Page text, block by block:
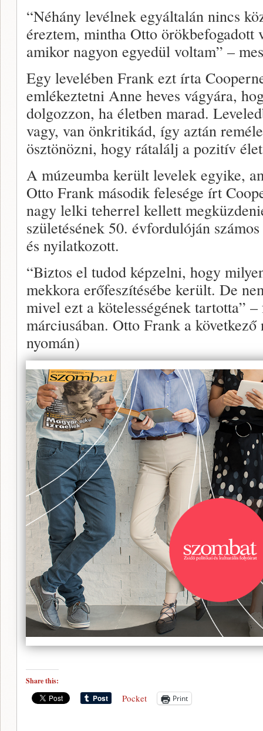
“Néhány levélnek egyáltalán nincs
éreztem, mintha Otto örökbefogadott
amikor nagyon egyedül voltam” –
Egy levelében Frank ezt írta
emlékeztetni Anne heves vágyára,
dolgozzon, ha életben marad.
vagy, van önkritikád, így aztán
ösztönözni, hogy rátalálj a pozitív
A múzeumba került levelek egyike,
Otto Frank második felesége írt
nagy lelki teherrel kellett
születésének 50. évfordulóján
és nyilatkozott.
“Biztos el tudod képzelni, hogy
mekkora erőfeszítésébe került. De
mivel ezt a kötelességének tartotta”
márciusában. Otto Frank a
nyomán)
Share this:
Pocket Print